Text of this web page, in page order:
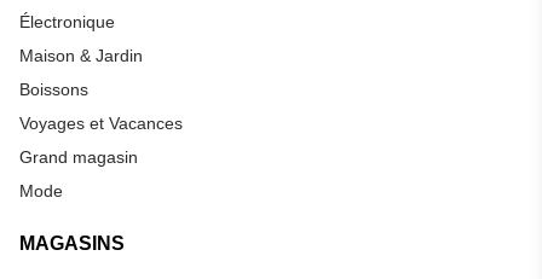
Électronique
Maison & Jardin
Boissons
Voyages et Vacances
Grand magasin
Mode
MAGASINS